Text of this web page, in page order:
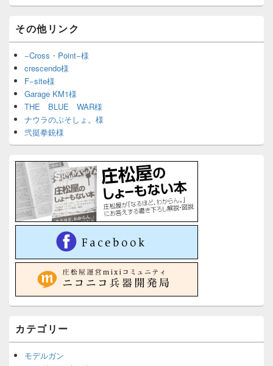
その他リンク
−Cross・Point−様
crescendo様
F−site様
Garage KM1様
THE BLUE WAR様
ナウラのぷそしょ。様
弐挺拳銃様
カテゴリー
モデルガン